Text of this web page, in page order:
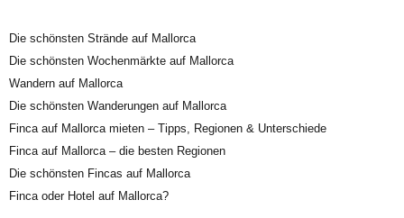
Die schönsten Strände auf Mallorca
Die schönsten Wochenmärkte auf Mallorca
Wandern auf Mallorca
Die schönsten Wanderungen auf Mallorca
Finca auf Mallorca mieten – Tipps, Regionen & Unterschiede
Finca auf Mallorca – die besten Regionen
Die schönsten Fincas auf Mallorca
Finca oder Hotel auf Mallorca?